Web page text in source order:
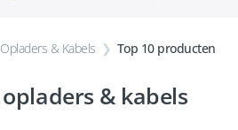
Opladers & Kabels Top 10 producten
opladers & kabels